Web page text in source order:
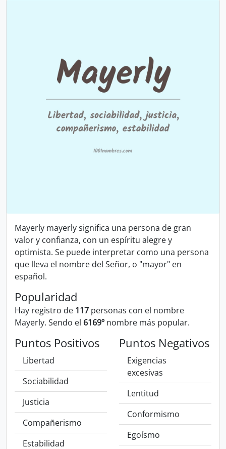
Mayerly mayerly significa una persona de gran
valor y confianza, con un espíritu alegre y
optimista. Se puede interpretar como una persona
que lleva el nombre del Señor, o "mayor" en
español.
Popularidad
Hay registro de 117 personas con el nombre
Mayerly. Sendo el 6169º nombre más popular.
Puntos Positivos
Libertad
Sociabilidad
Justicia
Compañerismo
Estabilidad
Puntos Negativos
Exigencias
excesivas
Lentitud
Conformismo
Egoísmo